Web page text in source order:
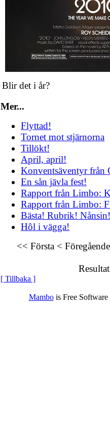
Blir det i år?
Mer...
Flyttad!
Tornet mot stjärnorna
Tillökt!
April, april!
Konventsäventyr
En sån jävla fest!
Rapport från Limbo:
Rapport från Limbo:
Bästa! Rubrik! Nånsin!
Hôl i vägga!
<< Första < Föregående
[ Tillbaka ]
Mambois Free Software